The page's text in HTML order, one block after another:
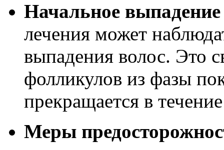
Начальное выпадение
лечения может
выпадения волос. Это
фолликулов из фазы
прекращается в
Меры